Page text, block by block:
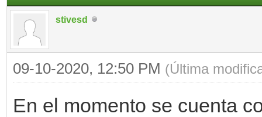
stivesd
09-10-2020, 12:50 PM (Última
En el momento se cuenta